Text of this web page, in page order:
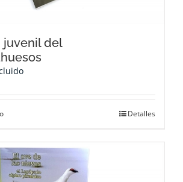
juvenil del
Detalles